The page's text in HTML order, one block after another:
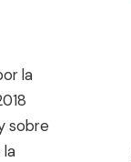
la
sobre